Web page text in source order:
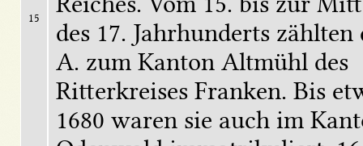
15
des 17. Jahrhunderts zählten
A. zum Kanton Altmühl des
Ritterkreises Franken. Bis
1680 waren sie auch im